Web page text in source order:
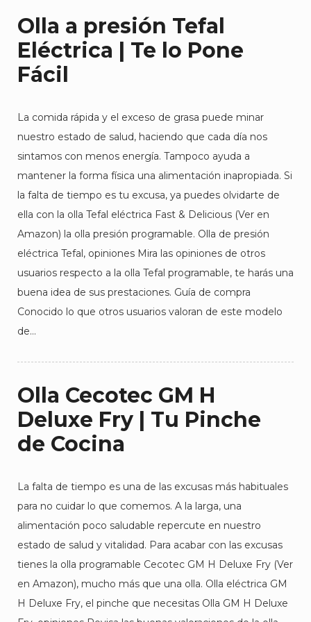
Olla a presión Tefal
Eléctrica | Te lo Pone
Fácil
La comida rápida y el exceso de grasa puede minar
nuestro estado de salud, haciendo que cada día nos
sintamos con menos energía. Tampoco ayuda a
mantener la forma física una alimentación inapropiada. Si
la falta de tiempo es tu excusa, ya puedes olvidarte de
ella con la olla Tefal eléctrica Fast & Delicious (Ver en
Amazon) la olla presión programable. Olla de presión
eléctrica Tefal, opiniones Mira las opiniones de otros
usuarios respecto a la olla Tefal programable, te harás una
buena idea de sus prestaciones. Guía de compra
Conocido lo que otros usuarios valoran de este modelo
de…
Olla Cecotec GM H
Deluxe Fry | Tu Pinche
de Cocina
La falta de tiempo es una de las excusas más habituales
para no cuidar lo que comemos. A la larga, una
alimentación poco saludable repercute en nuestro
estado de salud y vitalidad. Para acabar con las excusas
tienes la olla programable Cecotec GM H Deluxe Fry (Ver
en Amazon), mucho más que una olla. Olla eléctrica GM
H Deluxe Fry, el pinche que necesitas Olla GM H Deluxe